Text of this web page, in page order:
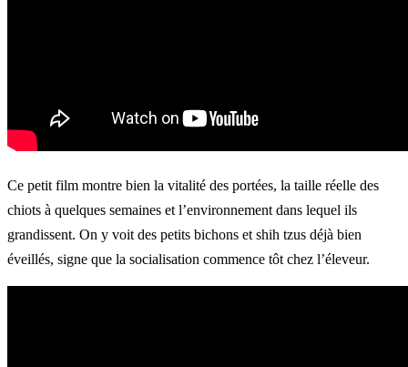
Ce petit film montre bien la vitalité des portées, la taille réelle des
chiots à quelques semaines et l’environnement dans lequel ils
grandissent. On y voit des petits bichons et shih tzus déjà bien
éveillés, signe que la socialisation commence tôt chez l’éleveur.